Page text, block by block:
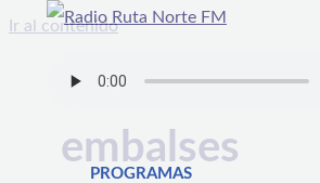
Ir al contenido
PROGRAMAS
embalses